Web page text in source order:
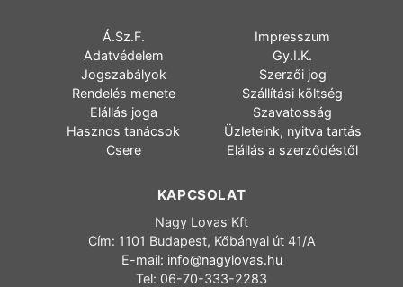
Á.Sz.F.
Impresszum
Adatvédelem
Gy.I.K.
Jogszabályok
Szerzői jog
Rendelés menete
Szállítási költség
Elállás joga
Szavatosság
Hasznos tanácsok
Üzleteink, nyitva tartás
Csere
Elállás a szerződéstől
KAPCSOLAT
Nagy Lovas Kft
Cím: 1101 Budapest, Kőbányai út 41/A
E-mail: info@nagylovas.hu
Tel: 06-70-333-2283